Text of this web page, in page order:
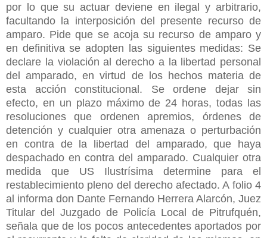
por lo que su actuar deviene en ilegal y arbitrario,
facultando la interposición del presente recurso de
amparo. Pide que se acoja su recurso de amparo y
en definitiva se adopten las siguientes medidas: Se
declare la violación al derecho a la libertad personal
del amparado, en virtud de los hechos materia de
esta acción constitucional. Se ordene dejar sin
efecto, en un plazo máximo de 24 horas, todas las
resoluciones que ordenen apremios, órdenes de
detención y cualquier otra amenaza o perturbación
en contra de la libertad del amparado, que haya
despachado en contra del amparado. Cualquier otra
medida que US Ilustrísima determine para el
restablecimiento pleno del derecho afectado. A folio 4
al informa don Dante Fernando Herrera Alarcón, Juez
Titular del Juzgado de Policía Local de Pitrufquén,
señala que de los pocos antecedentes aportados por